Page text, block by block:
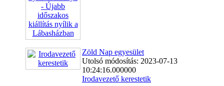
Zöld Nap egyesület
Utolsó módosítás: 2023-07-13
10:24:16.000000
Irodavezető kerestetik